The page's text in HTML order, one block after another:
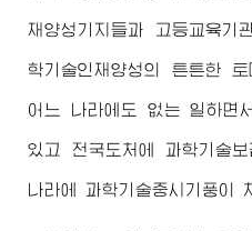
재양성기지들과 고등교육기
학기술인재양성의 튼튼한
어느 나라에도 없는 일하면
있고 전국도처에 과학기술
나라에 과학기술중시기풍이